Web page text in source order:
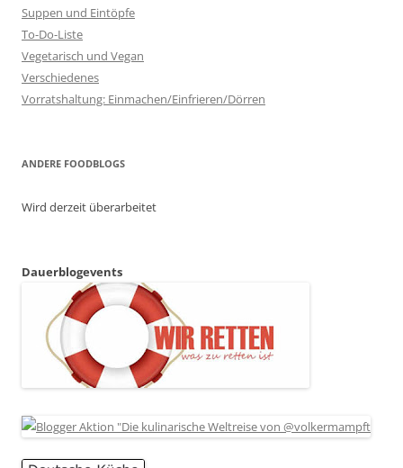
Suppen und Eintöpfe
To-Do-Liste
Vegetarisch und Vegan
Verschiedenes
Vorratshaltung: Einmachen/Einfrieren/Dörren
ANDERE FOODBLOGS
Wird derzeit überarbeitet
Dauerblogevents